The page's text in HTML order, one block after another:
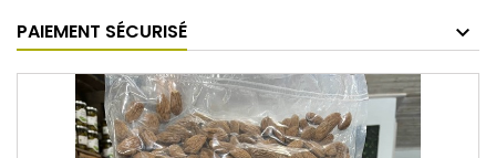
PAIEMENT SÉCURISÉ